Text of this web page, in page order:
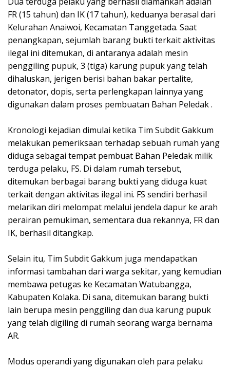
FR (15 tahun) dan IK (17 tahun), keduanya berasal dari
Kelurahan Anaiwoi, Kecamatan Tanggetada. Saat
penangkapan, sejumlah barang bukti terkait aktivitas
ilegal ini ditemukan, di antaranya adalah mesin
penggiling pupuk, 3 (tiga) karung pupuk yang telah
dihaluskan, jerigen berisi bahan bakar pertalite,
detonator, dopis, serta perlengkapan lainnya yang
digunakan dalam proses pembuatan Bahan Peledak .
Kronologi kejadian dimulai ketika Tim Subdit Gakkum
melakukan pemeriksaan terhadap sebuah rumah yang
diduga sebagai tempat pembuat Bahan Peledak milik
terduga pelaku, FS. Di dalam rumah tersebut,
ditemukan berbagai barang bukti yang diduga kuat
terkait dengan aktivitas ilegal ini. FS sendiri berhasil
melarikan diri melompat melalui jendela dapur ke arah
perairan pemukiman, sementara dua rekannya, FR dan
IK, berhasil ditangkap.
Selain itu, Tim Subdit Gakkum juga mendapatkan
informasi tambahan dari warga sekitar, yang kemudian
membawa petugas ke Kecamatan Watubangga,
Kabupaten Kolaka. Di sana, ditemukan barang bukti
lain berupa mesin penggiling dan dua karung pupuk
yang telah digiling di rumah seorang warga bernama
AR.
Modus operandi yang digunakan oleh para pelaku